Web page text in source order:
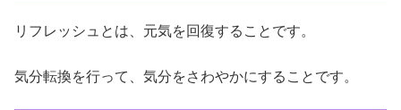
リフレッシュとは、元気を回復することです。
気分転換を行って、気分をさわやかにすることです。